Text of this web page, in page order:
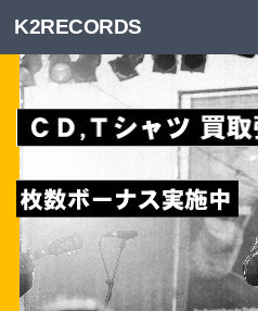
Skip to content
K2RECORDS